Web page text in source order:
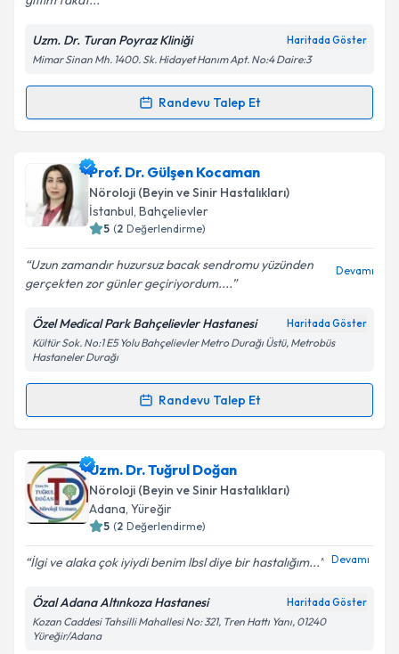
Kişisel verilerimin işlenmesine ilişkin
Aydınlatma
Metni'ni okudum ve kişisel verilerimin belirtilen
kapsamda işlenmesini kabul ediyorum.
Uzm. Dr. Turan Poyraz Kliniği Haritada Göster
Mimar Sinan Mh. 1400. Sk. Hidayet Hanım Apt. No:4 Daire:3
Randevu Talep Et
Randevu Takvimi Talebi
Doç. Dr. Turan Poyraz için randevu takvimi talebi
oluşturun. Size bu uzmandan randevu almanız için bir
takvim hazırlandığında e-posta ile bilgilendireceğiz.
Kişisel verilerimin işlenmesine ilişkin
Aydınlatma
Metni'ni okudum ve kişisel verilerimin belirtilen
kapsamda işlenmesini kabul ediyorum.
Takvim Talebini Gönder
Prof. Dr. Gülşen Kocaman
Nöroloji (Beyin ve Sinir Hastalıkları)
İstanbul, Bahçelievler
5 (2 Değerlendirme)
Uzun zamandır huzursuz bacak sendromu yüzünden
gerçekten zor günler geçiriyordum....
Devamı
Özel Medical Park Bahçelievler Hastanesi Haritada Göster
Kültür Sok. No:1 E5 Yolu Bahçelievler Metro Durağı Üstü, Metrobüs
Hastaneler Durağı
Randevu Talep Et
Randevu Takvimi Talebi
Prof. Dr. Gülşen Kocamaniçin randevu takvimi
talebi oluşturun. Size bu uzmandan randevu almanız
için bir takvim hazırlandığında e-posta ile
bilgilendireceğiz.
E-posta Adresiniz
Kişisel verilerimin işlenmesine ilişkin
Uzm. Dr. Tuğrul Doğan
Nöroloji (Beyin ve Sinir Hastalıkları)
Adana, Yüreğir
5 (2 Değerlendirme)
İlgi ve alaka çok iyiydi benim lbsl diye bir hastalığım... Devamı
Özal Adana Altınkoza Hastanesi Haritada Göster
Kozan Caddesi Tahsilli Mahallesi No: 321, Tren Hattı Yanı, 01240
Yüreğir/Adana